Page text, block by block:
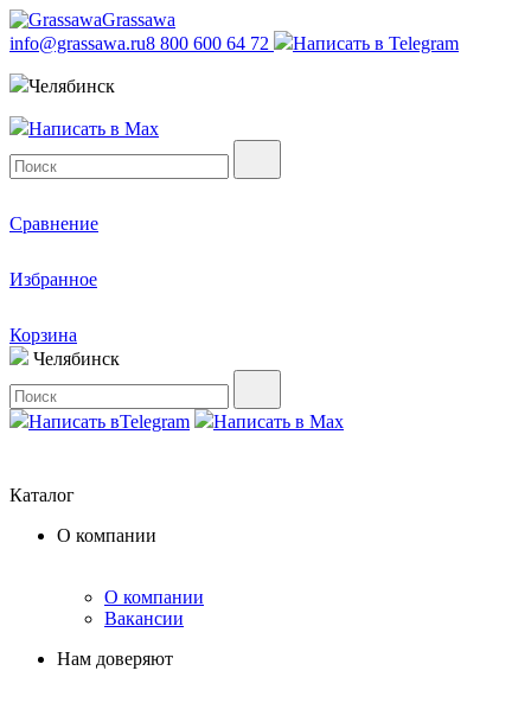
Grassawa
info@grassawa.ru8 800 600 64 72 Написать в Telegram
Челябинск
Написать в Max
Сравнение
Избранное
Корзина
Челябинск
Написать вTelegram Написать в Max
Каталог
О компании
О компании
Вакансии
Нам доверяют